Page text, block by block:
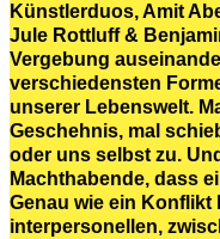
Künstlerduos, Amit
Jule Rottluff &
Vergebung
verschiedensten
unserer Lebenswelt.
Geschehnis, mal
oder uns selbst zu.
Machthabende, dass
Genau wie ein Konflikt
interpersonellen,